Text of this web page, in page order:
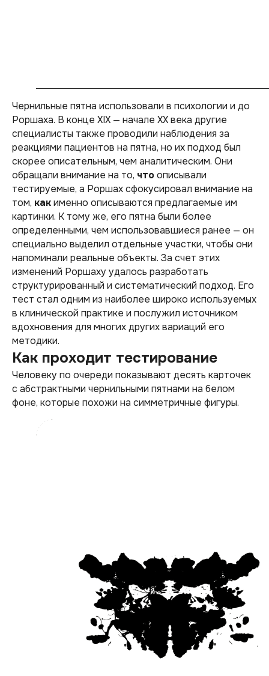
Чернильные пятна использовали в психологии и до
Роршаха. В конце XIX — начале XX века другие
специалисты также проводили наблюдения за
реакциями пациентов на пятна, но их подход был
скорее описательным, чем аналитическим. Они
обращали внимание на то, чтоописывали
тестируемые, а Роршах сфокусировал внимание на
том, какименно описываются предлагаемые им
картинки. К тому же, его пятна были более
определенными, чем использовавшиеся ранее — он
специально выделил отдельные участки, чтобы они
напоминали реальные объекты. За счет этих
изменений Роршаху удалось разработать
структурированный и систематический подход. Его
тест стал одним из наиболее широко используемых
в клинической практике и послужил источником
вдохновения для многих других вариаций его
методики.
Как проходит тестирование
Человеку по очереди показывают десять карточек
с абстрактными чернильными пятнами на белом
фоне, которые похожи на симметричные фигуры.